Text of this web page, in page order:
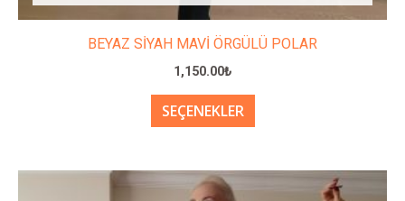
BEYAZ SİYAH MAVİ ÖRGÜLÜ POLAR
1,150.00₺
SEÇENEKLER